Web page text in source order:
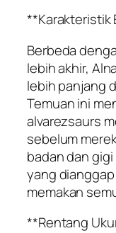
**Karakteristik
Berbeda
lebih akhir,
lebih panjang
Temuan ini
alvarezsaurs
sebelum
badan dan
yang
memakan
**Rentang